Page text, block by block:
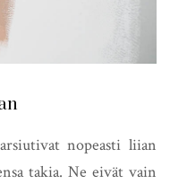
nopeasti liian
takia. Ne eivät vain